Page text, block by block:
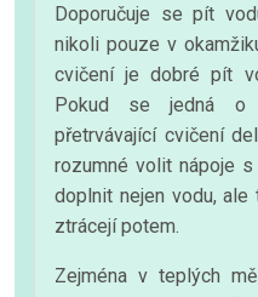
Doporučuje se pít
nikoli pouze v
cvičení je dobré pít
Pokud se jedná o
přetrvávající cvičení
rozumné volit nápoje
doplnit nejen vodu,
ztrácejí potem.
Zejména v teplých